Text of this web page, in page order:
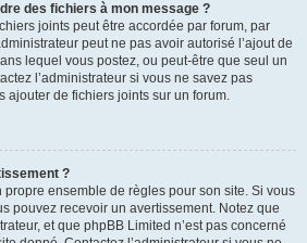
des fichiers à mon message ?
joints peut être accordée par forum, par
peut ne pas avoir autorisé l’ajout de
lequel vous postez, ou peut-être que seul un
l’administrateur si vous ne savez pas
ajouter de fichiers joints sur un forum.
?
ensemble de règles pour son site. Si vous
pouvez recevoir un avertissement. Notez que
et que phpBB Limited n’est pas concerné